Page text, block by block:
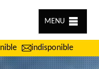
MENU
indisponible